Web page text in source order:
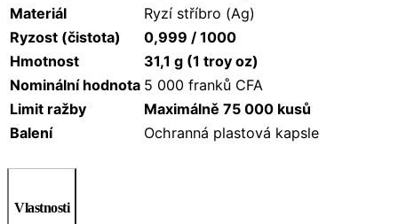
Materiál
Ryzí stříbro (Ag)
Ryzost (čistota)
0,999 / 1000
Hmotnost
31,1 g (1 troy oz)
Nominální hodnota 5 000 franků CFA
Limit ražby
Maximálně 75 000 kusů
Balení
Ochranná plastová kapsle
Vlastnosti